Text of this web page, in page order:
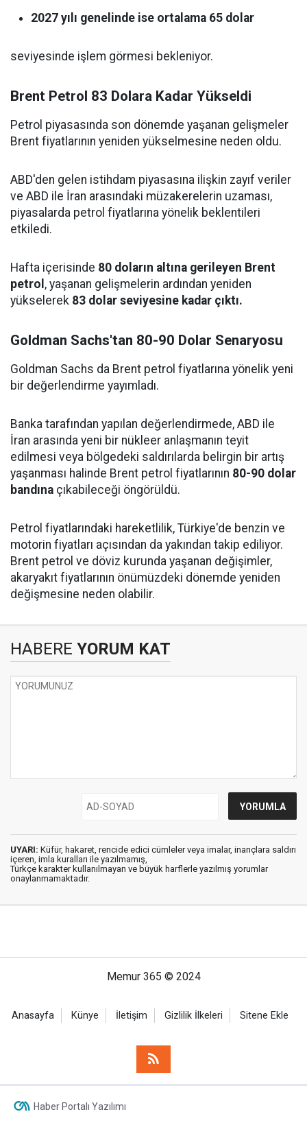
2027 yılı genelinde ise ortalama 65 dolar
seviyesinde işlem görmesi bekleniyor.
Brent Petrol 83 Dolara Kadar Yükseldi
Petrol piyasasında son dönemde yaşanan gelişmeler
Brent fiyatlarının yeniden yükselmesine neden oldu.
ABD'den gelen istihdam piyasasına ilişkin zayıf veriler
ve ABD ile İran arasındaki müzakerelerin uzaması,
piyasalarda petrol fiyatlarına yönelik beklentileri
etkiledi.
Hafta içerisinde 80 doların altına gerileyen Brent
petrol , yaşanan gelişmelerin ardından yeniden
yükselerek 83 dolar seviyesine kadar çıktı.
Goldman Sachs'tan 80-90 Dolar Senaryosu
Goldman Sachs da Brent petrol fiyatlarına yönelik yeni
bir değerlendirme yayımladı.
Banka tarafından yapılan değerlendirmede, ABD ile
İran arasında yeni bir nükleer anlaşmanın teyit
edilmesi veya bölgedeki saldırılarda belirgin bir artış
yaşanması halinde Brent petrol fiyatlarının 80-90 dolar
bandına çıkabileceği öngörüldü.
Petrol fiyatlarındaki hareketlilik, Türkiye'de benzin ve
motorin fiyatları açısından da yakından takip ediliyor.
Brent petrol ve döviz kurunda yaşanan değişimler,
akaryakıt fiyatlarının önümüzdeki dönemde yeniden
değişmesine neden olabilir.
HABERE YORUM KAT
UYARI: Küfür, hakaret, rencide edici cümleler veya imalar, inançlara saldırı
içeren, imla kuralları ile yazılmamış,
Türkçe karakter kullanılmayan ve büyük harflerle yazılmış yorumlar
onaylanmamaktadır.
Memur 365 © 2024
Anasayfa Künye İletişim Gizlilik İlkeleri Sitene Ekle
Haber Portalı Yazılımı